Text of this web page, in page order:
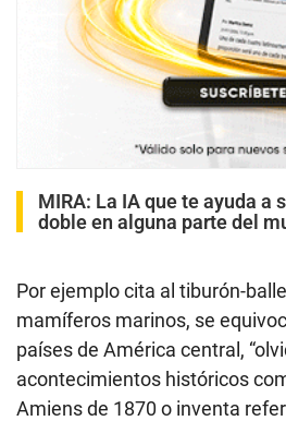
MIRA: La IA que te ayuda a
doble en alguna parte del
Por ejemplo cita al tiburón-
mamíferos marinos, se
países de América central,
acontecimientos históricos
Amiens de 1870 o inventa